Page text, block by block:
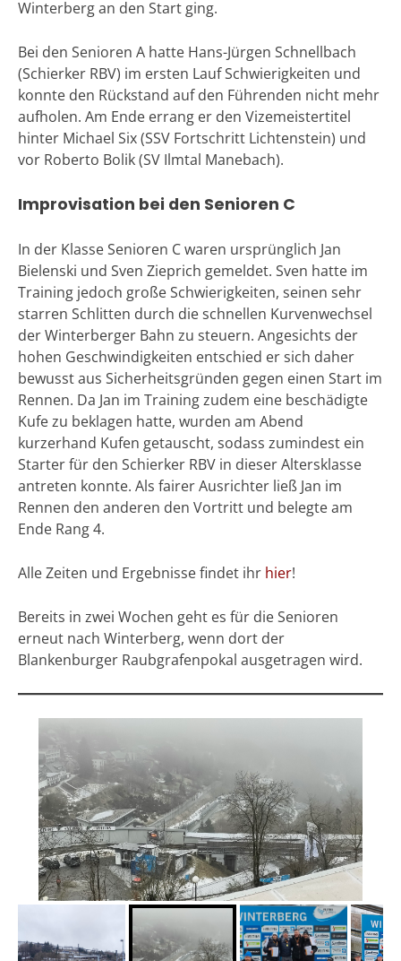
Winterberg an den Start ging.
Bei den Senioren A hatte Hans-Jürgen Schnellbach
(Schierker RBV) im ersten Lauf Schwierigkeiten und
konnte den Rückstand auf den Führenden nicht mehr
aufholen. Am Ende errang er den Vizemeistertitel
hinter Michael Six (SSV Fortschritt Lichtenstein) und
vor Roberto Bolik (SV Ilmtal Manebach).
Improvisation bei den Senioren C
In der Klasse Senioren C waren ursprünglich Jan
Bielenski und Sven Zieprich gemeldet. Sven hatte im
Training jedoch große Schwierigkeiten, seinen sehr
starren Schlitten durch die schnellen Kurvenwechsel
der Winterberger Bahn zu steuern. Angesichts der
hohen Geschwindigkeiten entschied er sich daher
bewusst aus Sicherheitsgründen gegen einen Start im
Rennen. Da Jan im Training zudem eine beschädigte
Kufe zu beklagen hatte, wurden am Abend
kurzerhand Kufen getauscht, sodass zumindest ein
Starter für den Schierker RBV in dieser Altersklasse
antreten konnte. Als fairer Ausrichter ließ Jan im
Rennen den anderen den Vortritt und belegte am
Ende Rang 4.
Alle Zeiten und Ergebnisse findet ihr hier!
Bereits in zwei Wochen geht es für die Senioren
erneut nach Winterberg, wenn dort der
Blankenburger Raubgrafenpokal ausgetragen wird.